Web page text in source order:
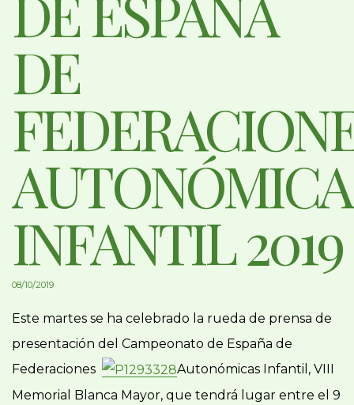
DE
INFANTIL 2019
08/10/2019
Este martes se ha celebrado la rueda de prensa de
presentación del Campeonato de España de
Federaciones
Autonómicas Infantil, VIII
Memorial Blanca Mayor, que tendrá lugar entre el 9